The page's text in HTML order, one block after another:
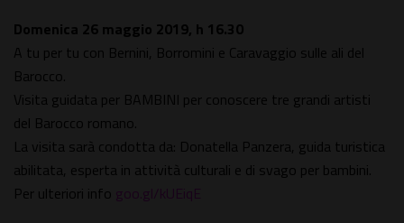
Domenica 26 maggio 2019, h 16.30
A tu per tu con Bernini, Borromini e Caravaggio sulle ali del
Barocco.
Visita guidata per BAMBINI per conoscere tre grandi artisti
del Barocco romano.
La visita sarà condotta da: Donatella Panzera, guida turistica
abilitata, esperta in attività culturali e di svago per bambini.
Per ulteriori info goo.gl/kUEiqE